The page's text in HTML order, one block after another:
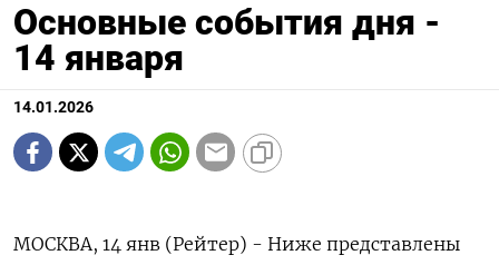
Основные события дня -
14 января
14.01.2026
МОСКВА, 14 янв (Рейтер) - Ниже представлены